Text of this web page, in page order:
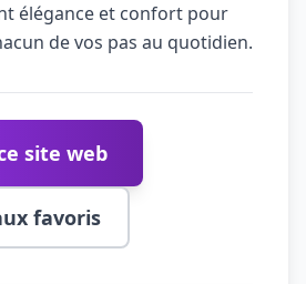
élégance et confort pour
de vos pas au quotidien.
site web
favoris